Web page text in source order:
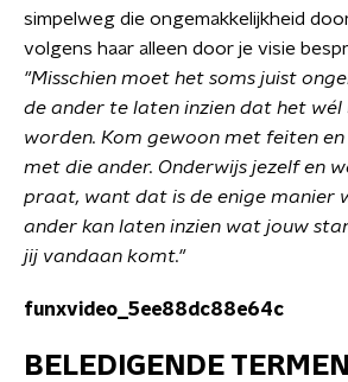
simpelweg die ongemakkelijkheid
volgens haar alleen door je visie
"Misschien moet het soms juist
de ander te laten inzien dat het
worden. Kom gewoon met feiten en
met die ander. Onderwijs jezelf en
praat, want dat is de enige manier
ander kan laten inzien wat jouw
jij vandaan komt."
funxvideo_5ee88dc88e64c
BELEDIGENDE TERMEN